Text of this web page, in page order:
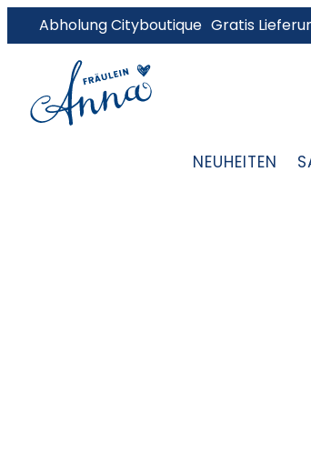
Abholung Cityboutique Gratis
NEUHEITEN